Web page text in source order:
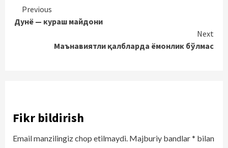
Continue
Reading
Previous
Дунё — кураш майдони
Next
Маънавиятли қалбларда ёмонлик бўлмас
Fikr bildirish
Email manzilingiz chop etilmaydi. Majburiy bandlar* bilan